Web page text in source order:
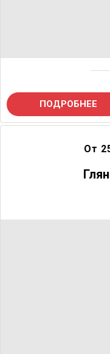
ПОДРОБНЕЕ
От